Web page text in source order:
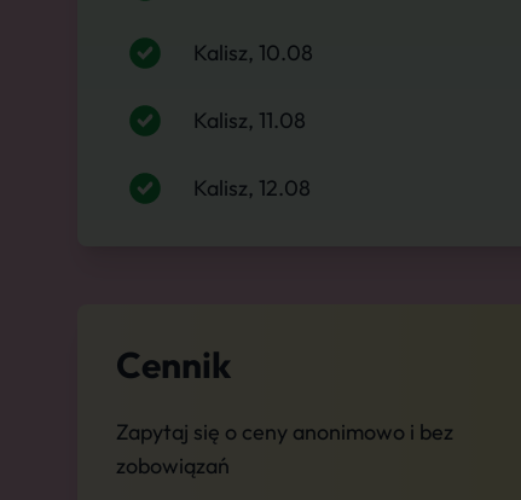
Kalisz, 10.08
Kalisz, 11.08
Kalisz, 12.08
Cennik
Zapytaj się o ceny anonimowo i bez
zobowiązań